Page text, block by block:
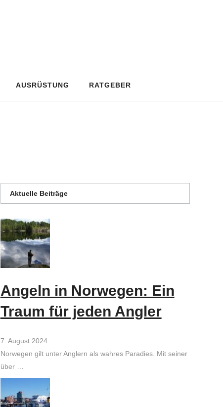
AUSRÜSTUNG RATGEBER
Aktuelle Beiträge
Angeln in Norwegen: Ein
Traum für jeden Angler
7. August 2024
Norwegen gilt unter Anglern als wahres Paradies. Mit seiner
über …